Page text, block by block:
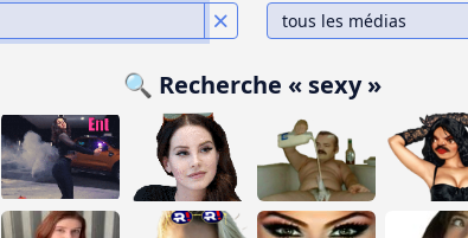
🔍 Recherche « sexy »